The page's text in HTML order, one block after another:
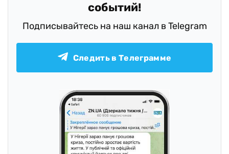
событий!
Подписывайтесь на наш канал в Telegram
Следить в Телеграмме